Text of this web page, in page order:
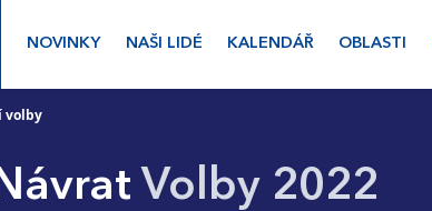
NOVINKY NAŠI LIDÉ KALENDÁŘ OBLASTI
volby
Volby 2022